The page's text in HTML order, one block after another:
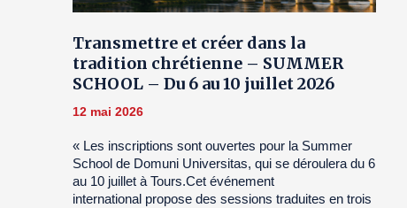
Transmettre et créer dans la
tradition chrétienne – SUMMER
SCHOOL – Du 6 au 10 juillet 2026
12 mai 2026
« Les inscriptions sont ouvertes pour la Summer
School de Domuni Universitas, qui se déroulera du 6
au 10 juillet à Tours.Cet événement
international propose des sessions traduites en trois